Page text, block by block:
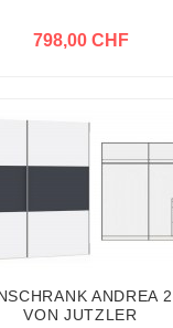
798,00 CHF
ANDREA
VON JUTZLER